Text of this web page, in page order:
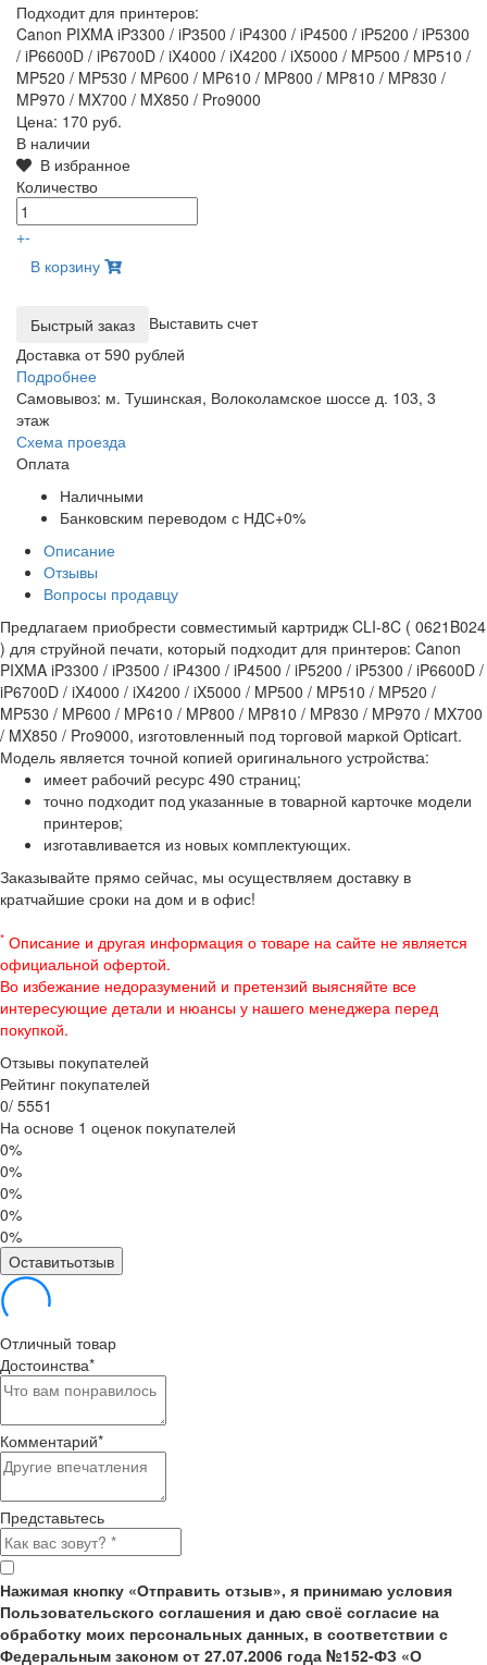
Подходит для принтеров:
Canon PIXMA iP3300 / iP3500 / iP4300 / iP4500 / iP5200 / iP5300
/ iP6600D / iP6700D / iX4000 / iX4200 / iX5000 / MP500 / MP510 /
MP520 / MP530 / MP600 / MP610 / MP800 / MP810 / MP830 /
MP970 / MX700 / MX850 / Pro9000
Цена: 170 руб.
В наличии
В избранное
Количество
+-
В корзину
Выставить счет
Доставка от 590 рублей
Подробнее
Самовывоз: м. Тушинская, Волоколамское шоссе д. 103, 3
этаж
Схема проезда
Оплата
Наличными
Банковским переводом с НДС+0%
Описание
Отзывы
Вопросы продавцу
Предлагаем приобрести совместимый картридж CLI-8C ( 0621B024
) для струйной печати, который подходит для принтеров: Canon
PIXMA iP3300 / iP3500 / iP4300 / iP4500 / iP5200 / iP5300 / iP6600D /
iP6700D / iX4000 / iX4200 / iX5000 / MP500 / MP510 / MP520 /
MP530 / MP600 / MP610 / MP800 / MP810 / MP830 / MP970 / MX700
/ MX850 / Pro9000, изготовленный под торговой маркой Opticart.
Модель является точной копией оригинального устройства:
имеет рабочий ресурс 490 страниц;
точно подходит под указанные в товарной карточке модели
принтеров;
изготавливается из новых комплектующих.
Заказывайте прямо сейчас, мы осуществляем доставку в
кратчайшие сроки на дом и в офис!
* Описание и другая информация о товаре на сайте не является
официальной офертой.
Во избежание недоразумений и претензий выясняйте все
интересующие детали и нюансы у нашего менеджера перед
покупкой.
Отзывы покупателей
Рейтинг покупателей
0/ 5551
На основе 1 оценок покупателей
0%
0%
0%
0%
0%
Оставитьотзыв
Отличный товар
Достоинства*
Комментарий*
Представьтесь
Нажимая кнопку «Отправить отзыв», я принимаю условия
Пользовательского соглашения и даю своё согласие на
обработку моих персональных данных, в соответствии с
Федеральным законом от 27.07.2006 года №152-ФЗ «О